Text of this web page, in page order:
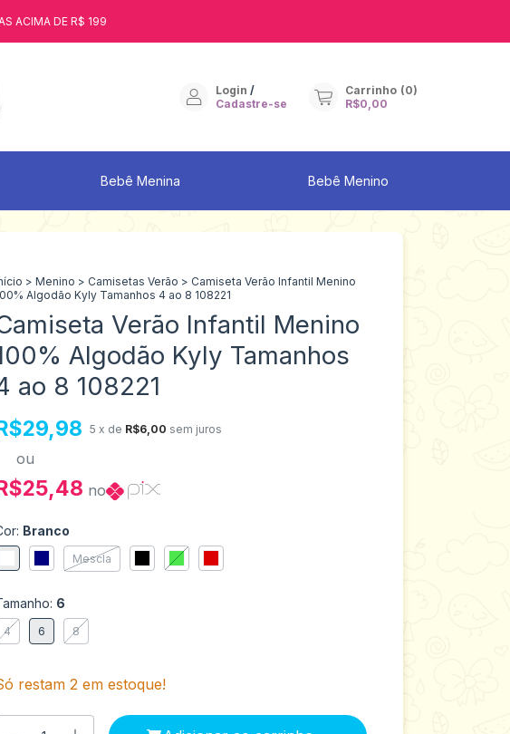
ACIMA DE R$ 199
Login /
Cadastre-se
Carrinho (0)
R$0,00
Bebê Menina Bebê Menino
> Menino > Camisetas Verão > Camiseta Verão Infantil Menino
Algodão Kyly Tamanhos 4 ao 8 108221
Verão Infantil Menino
Algodão Kyly Tamanhos
ao 8 108221
5 x de R$6,00 sem juros
ou
no
Branco
Mescla
6
4 6 8
restam 2em estoque!